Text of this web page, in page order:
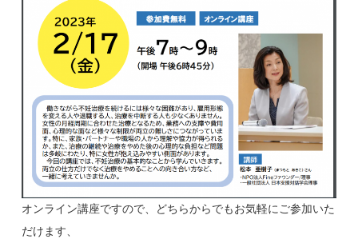
オンライン講座ですので、どちらからでもお気軽にご参加いた
だけます、